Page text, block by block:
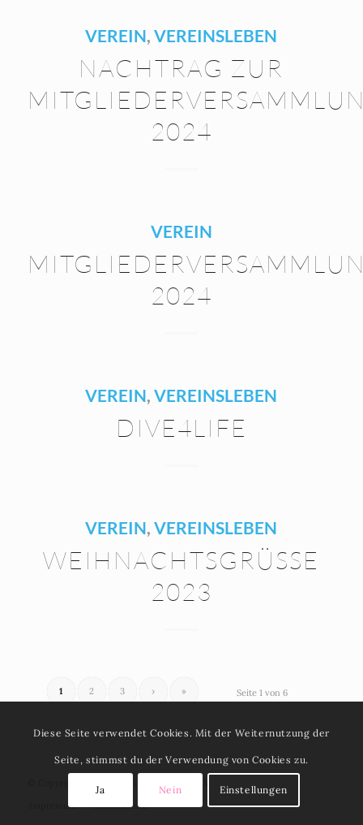
VEREIN,VEREINSLEBEN
NACHTRAG ZUR
2024
VEREIN
2024
VEREIN,VEREINSLEBEN
DIVE4LIFE
VEREIN,VEREINSLEBEN
WEIHNACHTSGRÜSSE 2
023
Seite 1 von 6
1 2 3 › »
Impressum
Datenschutz
Diese Seite verwendet Cookies. Mit der Weiternutzung der
Seite, stimmst du der Verwendung von Cookies zu.
Ja Nein Einstellungen